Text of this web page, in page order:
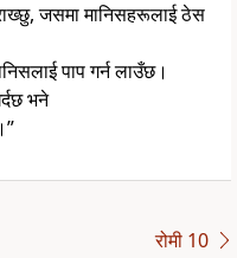
जसमा मानिसहरूलाई ठेस
पाप गर्न लाउँछ।
भने
रोमी 10